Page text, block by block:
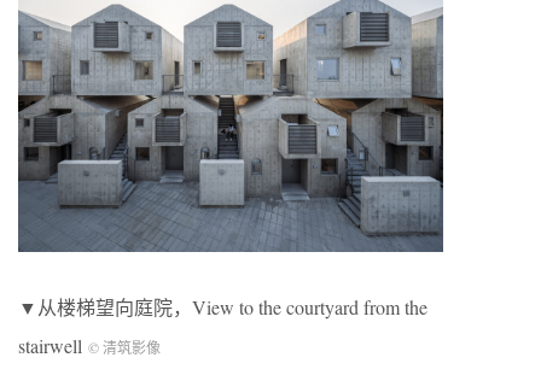
▼从楼梯望向庭院，View to the courtyard from the
stairwell © 清筑影像